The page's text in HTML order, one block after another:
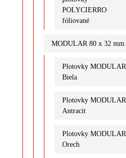
POLYCIERRO
fóliované
MODULAR 80 x 32 mm
Plotovky MODULAR
Biela
Plotovky MODULAR
Antracit
Plotovky MODULAR
Orech